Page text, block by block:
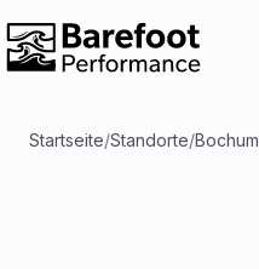
Startseite/Standorte/Bochum